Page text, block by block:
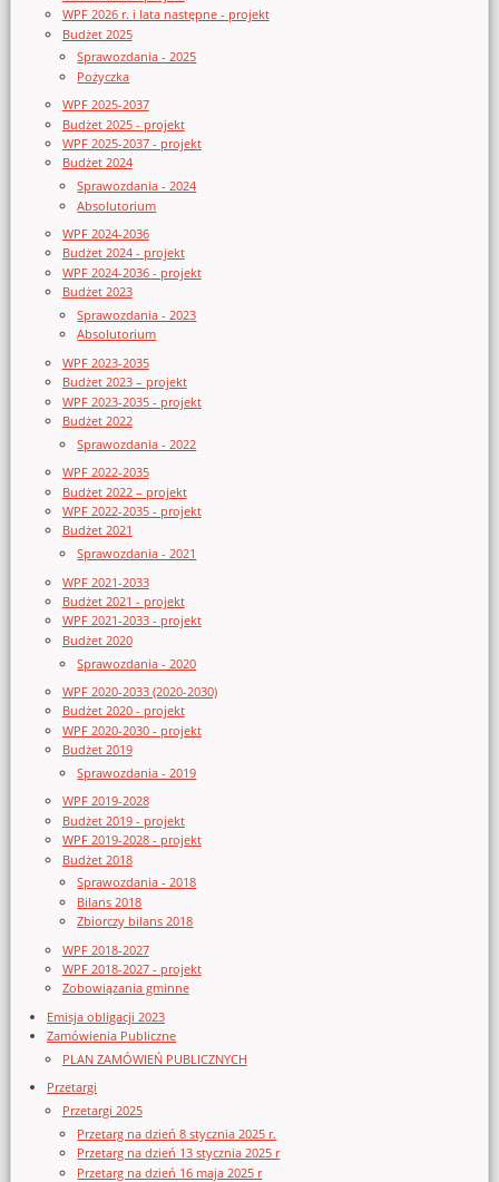
WPF 2026 r. i lata następne - projekt
Budżet 2025
Sprawozdania - 2025
Pożyczka
WPF 2025-2037
Budżet 2025 - projekt
WPF 2025-2037 - projekt
Budżet 2024
Sprawozdania - 2024
Absolutorium
WPF 2024-2036
Budżet 2024 - projekt
WPF 2024-2036 - projekt
Budżet 2023
Sprawozdania - 2023
Absolutorium
WPF 2023-2035
Budżet 2023 – projekt
WPF 2023-2035 - projekt
Budżet 2022
Sprawozdania - 2022
WPF 2022-2035
Budżet 2022 – projekt
WPF 2022-2035 - projekt
Budżet 2021
Sprawozdania - 2021
WPF 2021-2033
Budżet 2021 - projekt
WPF 2021-2033 - projekt
Budżet 2020
Sprawozdania - 2020
WPF 2020-2033 (2020-2030)
Budżet 2020 - projekt
WPF 2020-2030 - projekt
Budżet 2019
Sprawozdania - 2019
WPF 2019-2028
Budżet 2019 - projekt
WPF 2019-2028 - projekt
Budżet 2018
Sprawozdania - 2018
Bilans 2018
Zbiorczy bilans 2018
WPF 2018-2027
WPF 2018-2027 - projekt
Zobowiązania gminne
Emisja obligacji 2023
Zamówienia Publiczne
PLAN ZAMÓWIEŃ PUBLICZNYCH
Przetargi
Przetargi 2025
Przetarg na dzień 8 stycznia 2025 r.
Przetarg na dzień 13 stycznia 2025 r
Przetarg na dzień 16 maja 2025 r